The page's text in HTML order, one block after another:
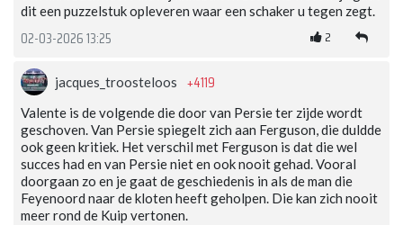
dit een puzzelstuk opleveren waar een schaker u tegen zegt.
02-03-2026 13:25 2
jacques_troosteloos +4119
Valente is de volgende die door van Persie ter zijde wordt
geschoven. Van Persie spiegelt zich aan Ferguson, die duldde
ook geen kritiek. Het verschil met Ferguson is dat die wel
succes had en van Persie niet en ook nooit gehad. Vooral
doorgaan zo en je gaat de geschiedenis in als de man die
Feyenoord naar de kloten heeft geholpen. Die kan zich nooit
meer rond de Kuip vertonen.